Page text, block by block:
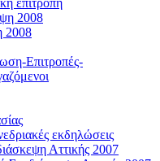
επιτροπή
2008
2008
Επιτροπές-
εκδηλώσεις
Αττικής 2007